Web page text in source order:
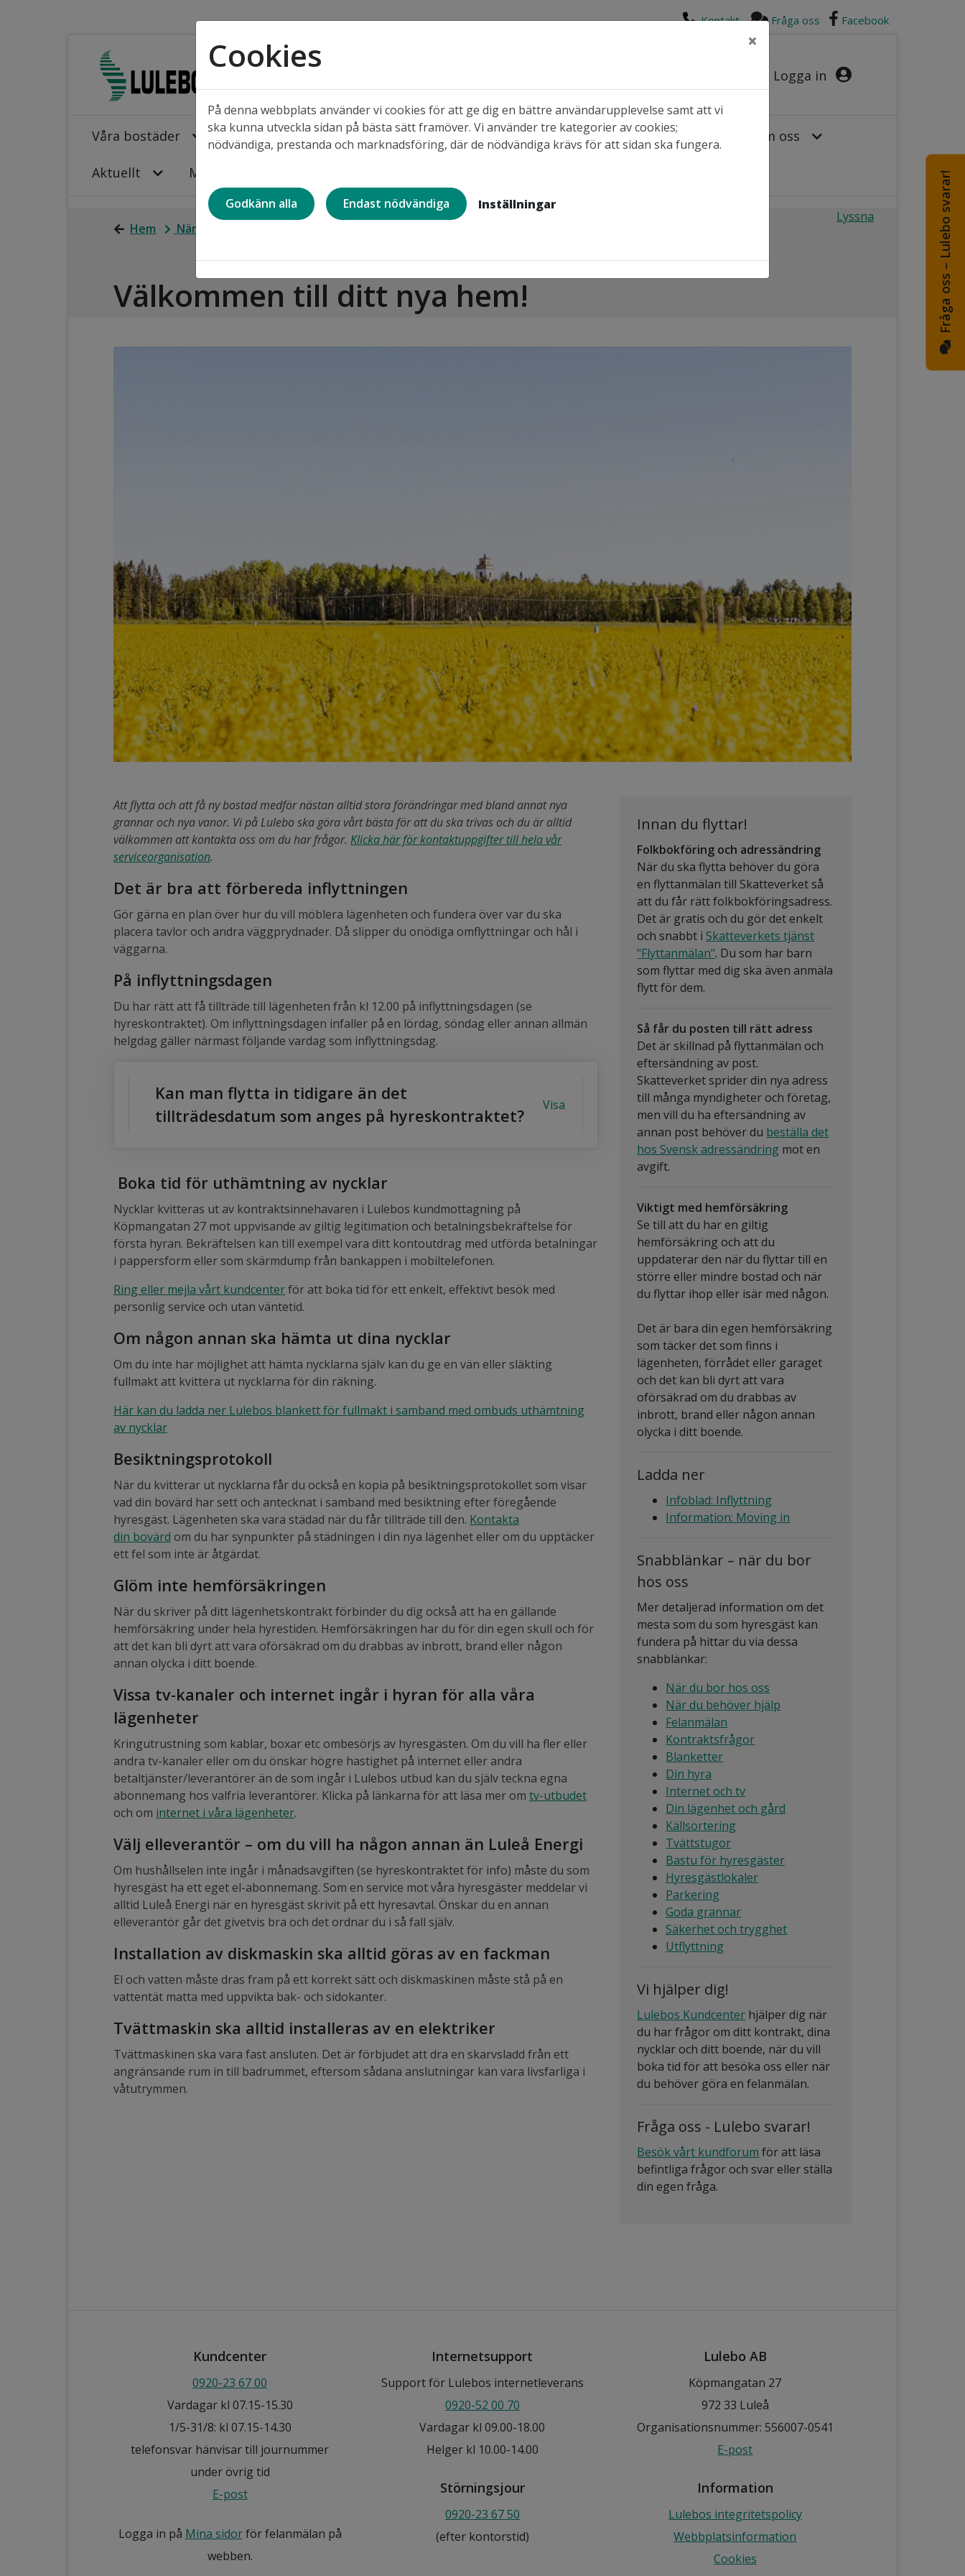
Fråga oss – Lulebo svarar!
Logga in
Kontakt Fråga oss Facebook
Våra bostäder Projekt i våra områden När du söker ledigt När du bor hos oss Om oss
Aktuellt Mina sidor
Lyssna
Hem När du bor hos oss
Välkommen till ditt nya hem!
Att flytta och att få ny bostad medför nästan alltid stora förändringar med bland annat nya
grannar och nya vanor. Vi på Lulebo ska göra vårt bästa för att du ska trivas och du är alltid
välkommen att kontakta oss om du har frågor.Klicka här för kontaktuppgifter till hela vår
serviceorganisation.
Det är bra att förbereda inflyttningen
Gör gärna en plan över hur du vill möblera lägenheten och fundera över var du ska
placera tavlor och andra väggprydnader. Då slipper du onödiga omflyttningar och hål i
väggarna.
På inflyttningsdagen
Du har rätt att få tillträde till lägenheten från kl 12.00 på inflyttningsdagen (se
hyreskontraktet). Om inflyttningsdagen infaller på en lördag, söndag eller annan allmän
helgdag gäller närmast följande vardag som inflyttningsdag.
Kan man flytta in tidigare än det
tillträdesdatum som anges på hyreskontraktet?
Visa
Boka tid för uthämtning av nycklar
Nycklar kvitteras ut av kontraktsinnehavaren i Lulebos kundmottagning på
Köpmangatan 27 mot uppvisande av giltig legitimation och betalningsbekräftelse för
första hyran. Bekräftelsen kan till exempel vara ditt kontoutdrag med utförda betalningar
i pappersform eller som skärmdump från bankappen i mobiltelefonen.
Ring eller mejla vårt kundcenterför att boka tid för ett enkelt, effektivt besök med
personlig service och utan väntetid.
Om någon annan ska hämta ut dina nycklar
Om du inte har möjlighet att hämta nycklarna själv kan du ge en vän eller släkting
fullmakt att kvittera ut nycklarna för din räkning.
Här kan du ladda ner Lulebos blankett för fullmakt i samband med ombuds uthämtning
av nycklar
Besiktningsprotokoll
När du kvitterar ut nycklarna får du också en kopia på besiktningsprotokollet som visar
vad din bovärd har sett och antecknat i samband med besiktning efter föregående
hyresgäst. Lägenheten ska vara städad när du får tillträde till den. Kontakta
din bovärd om du har synpunkter på städningen i din nya lägenhet eller om du upptäcker
ett fel som inte är åtgärdat.
Glöm inte hemförsäkringen
När du skriver på ditt lägenhetskontrakt förbinder du dig också att ha en gällande
hemförsäkring under hela hyrestiden. Hemförsäkringen har du för din egen skull och för
att det kan bli dyrt att vara oförsäkrad om du drabbas av inbrott, brand eller någon
annan olycka i ditt boende.
Vissa tv-kanaler och internet ingår i hyran för alla våra
lägenheter
Kringutrustning som kablar, boxar etc ombesörjs av hyresgästen. Om du vill ha fler eller
andra tv-kanaler eller om du önskar högre hastighet på internet eller andra
betaltjänster/leverantörer än de som ingår i Lulebos utbud kan du själv teckna egna
abonnemang hos valfria leverantörer. Klicka på länkarna för att läsa mer omtv-utbudet
och om internet i våra lägenheter.
Välj elleverantör – om du vill ha någon annan än Luleå Energi
Om hushållselen inte ingår i månadsavgiften (se hyreskontraktet för info) måste du som
hyresgäst ha ett eget el-abonnemang. Som en service mot våra hyresgäster meddelar vi
alltid Luleå Energi när en hyresgäst skrivit på ett hyresavtal. Önskar du en annan
elleverantör går det givetvis bra och det ordnar du i så fall själv.
Installation av diskmaskin ska alltid göras av en fackman
El och vatten måste dras fram på ett korrekt sätt och diskmaskinen måste stå på en
vattentät matta med uppvikta bak- och sidokanter.
Tvättmaskin ska alltid installeras av en elektriker
Tvättmaskinen ska vara fast ansluten. Det är förbjudet att dra en skarvsladd från ett
angränsande rum in till badrummet, eftersom sådana anslutningar kan vara livsfarliga i
våtutrymmen.
Innan du flyttar!
Folkbokföring och adressändring
När du ska flytta behöver du göra
en flyttanmälan till Skatteverket så
att du får rätt folkbokförings­adress.
Det är gratis och du gör det enkelt
och snabbt iSkatteverkets tjänst
"Flyttanmälan". Du som har barn
som flyttar med dig ska även anmäla
flytt för dem.
Så får du posten till rätt adress
Det är skillnad på flyttanmälan och
eftersändning av post.
Skatteverket sprider din nya adress
till många myndigheter och företag,
men vill du ha eftersändning av
annan post behöver du beställa det
hos Svensk adressändring mot en
avgift.
Viktigt med hemförsäkring
Se till att du har en giltig
hemförsäkring och att du
uppdaterar den när du flyttar till en
större eller mindre bostad och när
du flyttar ihop eller isär med någon.
Det är bara din egen hemförsäkring
som täcker det som finns i
lägenheten, förrådet eller garaget
och det kan bli dyrt att vara
oförsäkrad om du drabbas av
inbrott, brand eller någon annan
olycka i ditt boende.
Ladda ner
Infoblad: Inflyttning
Information: Moving in
Snabblänkar – när du bor
hos oss
Mer detaljerad information om det
mesta som du som hyresgäst kan
fundera på hittar du via dessa
snabblänkar:
När du bor hos oss
När du behöver hjälp
Felanmälan
Kontraktsfrågor
Blanketter
Din hyra
Internet och tv
Din lägenhet och gård
Källsortering
Tvättstugor
Bastu för hyresgäster
Hyresgästlokaler
Parkering
Goda grannar
Säkerhet och trygghet
Utflyttning
Vi hjälper dig!
Lulebos Kundcenter hjälper dig när
du har frågor om ditt kontrakt, dina
nycklar och ditt boende, när du vill
boka tid för att besöka oss eller när
du behöver göra en felanmälan.
Fråga oss - Lulebo svarar!
Besök vårt kundforum för att läsa
befintliga frågor och svar eller ställa
din egen fråga.
Kundcenter
0920-23 67 00
Vardagar kl 07.15-15.30
1/5-31/8: kl 07.15-14.30
telefonsvar hänvisar till journummer
under övrig tid
E-post
Logga in på Mina sidorför felanmälan på
webben.
Internetsupport
Support för Lulebos internetleverans
0920-52 00 70
Vardagar kl 09.00-18.00
Helger kl 10.00-14.00
Störningsjour
0920-23 67 50
(efter kontorstid)
Lulebo AB
Köpmangatan 27
972 33 Luleå
Organisationsnummer: 556007-0541
E-post
Information
Lulebos integritetspolicy
Webbplatsinformation
Cookies
Cookies ×
På denna webbplats använder vi cookies för att ge dig en bättre användarupplevelse samt att vi
ska kunna utveckla sidan på bästa sätt framöver. Vi använder tre kategorier av cookies;
nödvändiga, prestanda och marknadsföring, där de nödvändiga krävs för att sidan ska fungera.
Godkänn alla Endast nödvändiga Inställningar